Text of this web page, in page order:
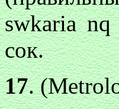
swkaria nq
сок.
17.